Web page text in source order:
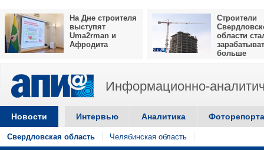
На Дне строителя
выступят
Uma2rman и
Афродита
Строители
области
больше
Информационно-
Новости Интервью Аналитика
Свердловская область Челябинская область